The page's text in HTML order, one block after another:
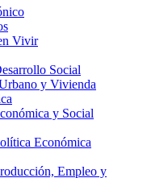
Vivir
Social
y Vivienda
y Social
Económica
Empleo y